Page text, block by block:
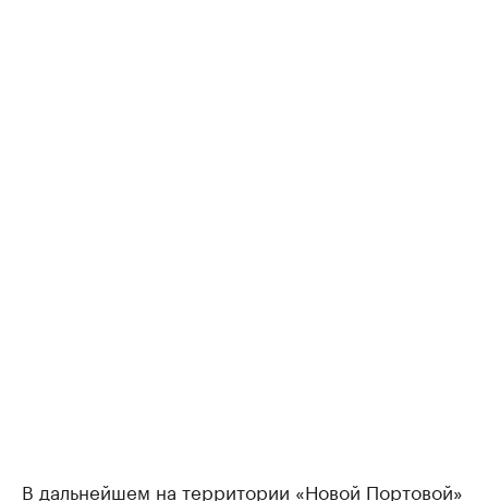
В дальнейшем на территории «Новой Портовой»